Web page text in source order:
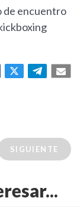
de encuentro
SIGUIENTE